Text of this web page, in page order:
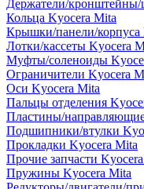
Держатели/
Кольца Kyocera Mita
Крышки/панели/корпуса
Лотки/кассеты Kyocera
Муфты/соленоиды
Ограничители Kyocera
Оси Kyocera Mita
Пальцы отделения
Пластины/
Подшипники/втулки
Прокладки Kyocera Mita
Прочие запчасти
Пружины Kyocera Mita